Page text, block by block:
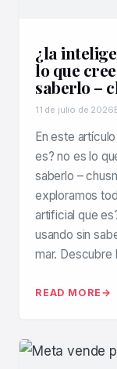
¿la
lo que
saberlo –
11 de julio de 2026
En este
es? no es lo
saberlo –
exploramos
artificial que
usando sin
mar.
READ MORE